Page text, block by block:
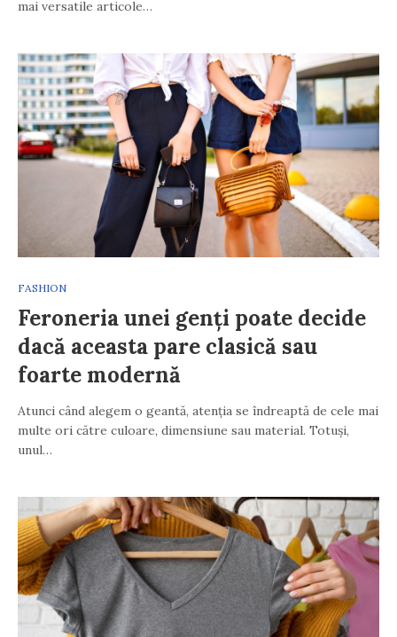
mai versatile articole…
FASHION
Feroneria unei genți poate decide
dacă aceasta pare clasică sau
foarte modernă
Atunci când alegem o geantă, atenția se îndreaptă de cele mai
multe ori către culoare, dimensiune sau material. Totuși,
unul…